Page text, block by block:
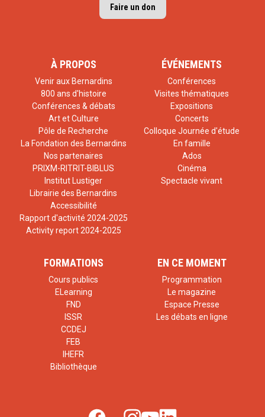
Faire un don
À PROPOS
Venir aux Bernardins
800 ans d'histoire
Conférences & débats
Art et Culture
Pôle de Recherche
La Fondation des Bernardins
Nos partenaires
PRIXM-RITRIT-BIBLUS
Institut Lustiger
Librairie des Bernardins
Accessibilité
Rapport d'activité 2024-2025
Activity report 2024-2025
ÉVÉNEMENTS
Conférences
Visites thématiques
Expositions
Concerts
Colloque Journée d'étude
En famille
Ados
Cinéma
Spectacle vivant
FORMATIONS
Cours publics
ELearning
FND
ISSR
CCDEJ
FEB
IHEFR
Bibliothèque
EN CE MOMENT
Programmation
Le magazine
Espace Presse
Les débats en ligne